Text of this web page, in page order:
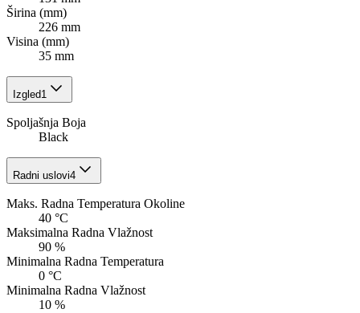
Širina (mm)
226 mm
Visina (mm)
35 mm
Izgled1
Spoljašnja Boja
Black
Radni uslovi4
Maks. Radna Temperatura Okoline
40 °C
Maksimalna Radna Vlažnost
90 %
Minimalna Radna Temperatura
0 °C
Minimalna Radna Vlažnost
10 %